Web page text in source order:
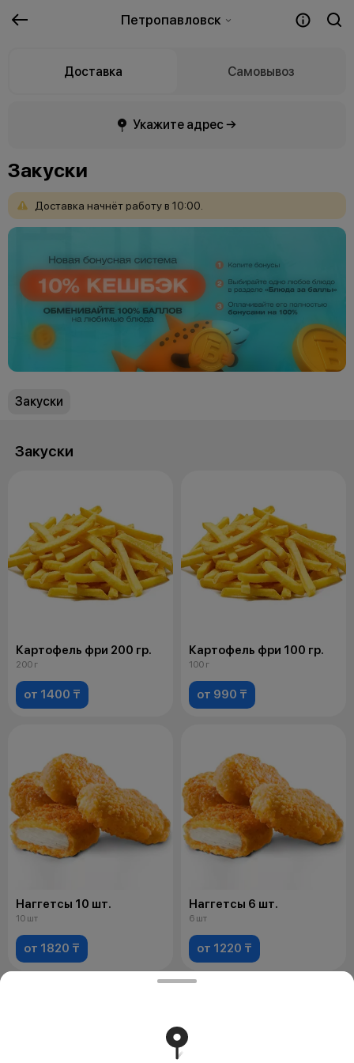
Петропавловск
Доставка Самовывоз
Укажите адрес →
Закуски
Доставка начнёт работу в 10:00.
Закуски
Закуски
Картофель фри 200 гр.
200 г
от 1400 ₸
Картофель фри 100 гр.
100 г
от 990 ₸
Наггетсы 10 шт.
10 шт
от 1820 ₸
Наггетсы 6 шт.
6 шт
от 1220 ₸